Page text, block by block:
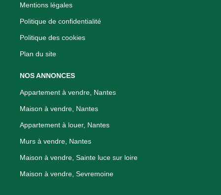
Mentions légales
Politique de confidentialité
Politique des cookies
Plan du site
NOS ANNONCES
Appartement à vendre, Nantes
Maison à vendre, Nantes
Appartement à louer, Nantes
Murs à vendre, Nantes
Maison à vendre, Sainte luce sur loire
Maison à vendre, Sevremoine